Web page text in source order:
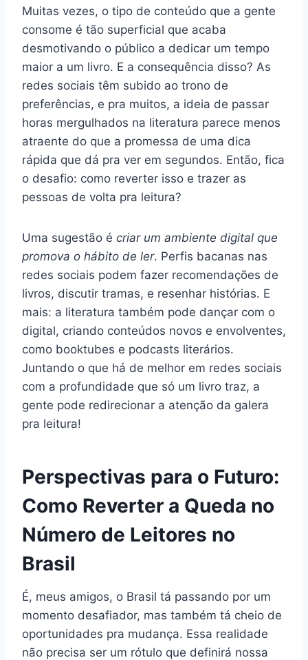
Muitas vezes, o tipo de conteúdo que a gente
consome é tão superficial que acaba
desmotivando o público a dedicar um tempo
maior a um livro. E a consequência disso? As
redes sociais têm subido ao trono de
preferências, e pra muitos, a ideia de passar
horas mergulhados na literatura parece menos
atraente do que a promessa de uma dica
rápida que dá pra ver em segundos. Então, fica
o desafio: como reverter isso e trazer as
pessoas de volta pra leitura?
Uma sugestão é criar um ambiente digital que
promova o hábito de ler. Perfis bacanas nas
redes sociais podem fazer recomendações de
livros, discutir tramas, e resenhar histórias. E
mais: a literatura também pode dançar com o
digital, criando conteúdos novos e envolventes,
como booktubes e podcasts literários.
Juntando o que há de melhor em redes sociais
com a profundidade que só um livro traz, a
gente pode redirecionar a atenção da galera
pra leitura!
Perspectivas para o Futuro:
Como Reverter a Queda no
Número de Leitores no
Brasil
É, meus amigos, o Brasil tá passando por um
momento desafiador, mas também tá cheio de
oportunidades pra mudança. Essa realidade
não precisa ser um rótulo que definirá nossa